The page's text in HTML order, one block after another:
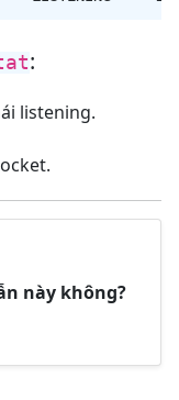
:
listening.
này không?